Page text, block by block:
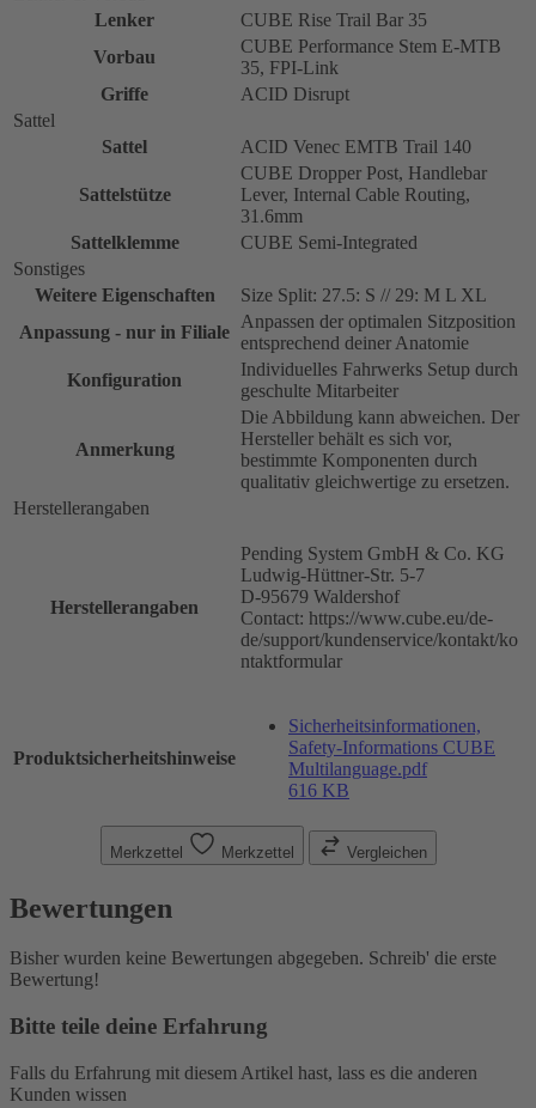
Lenker
CUBE Rise Trail Bar 35
Vorbau
CUBE Performance Stem E-MTB
35, FPI-Link
Griffe
ACID Disrupt
Sattel
Sattel
ACID Venec EMTB Trail 140
Sattelstütze
CUBE Dropper Post, Handlebar
Lever, Internal Cable Routing,
31.6mm
Sattelklemme
CUBE Semi-Integrated
Sonstiges
Weitere Eigenschaften
Size Split: 27.5: S // 29: M L XL
Anpassung - nur in Filiale
Anpassen der optimalen Sitzposition
entsprechend deiner Anatomie
Konfiguration
Individuelles Fahrwerks Setup durch
geschulte Mitarbeiter
Anmerkung
Die Abbildung kann abweichen. Der
Hersteller behält es sich vor,
bestimmte Komponenten durch
qualitativ gleichwertige zu ersetzen.
Herstellerangaben
Herstellerangaben
Pending System GmbH & Co. KG
Ludwig-Hüttner-Str. 5-7
D-95679 Waldershof
Contact: https://www.cube.eu/de-
de/support/kundenservice/kontakt/ko
ntaktformular
Produktsicherheitshinweise
Sicherheitsinformationen,
Safety-Informations CUBE
Multilanguage.pdf
616 KB
Merkzettel Merkzettel Vergleichen
Bewertungen
Bisher wurden keine Bewertungen abgegeben. Schreib' die erste
Bewertung!
Bitte teile deine Erfahrung
Falls du Erfahrung mit diesem Artikel hast, lass es die anderen
Kunden wissen